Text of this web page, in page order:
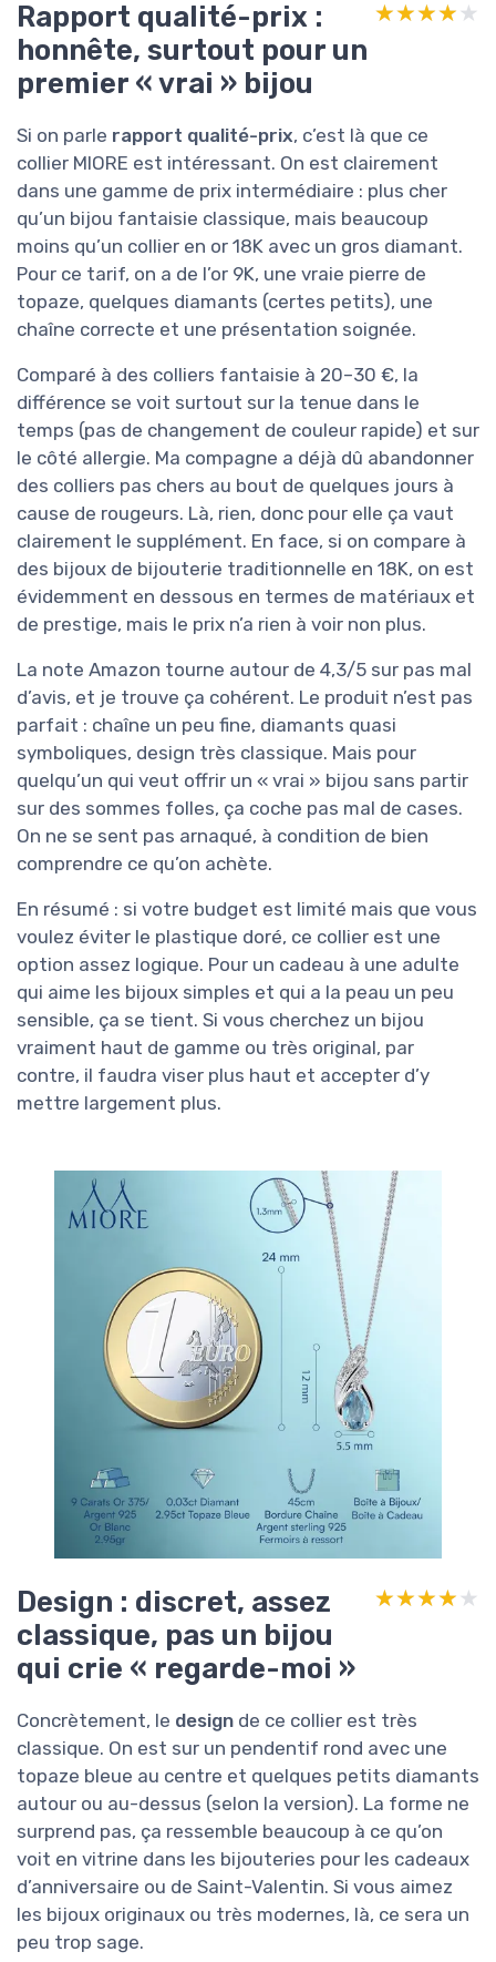
Rapport qualité-prix :
honnête, surtout pour un
premier « vrai » bijou
★★★★★
★★★★★
Si on parle rapport qualité-prix, c’est là que ce
collier MIORE est intéressant. On est clairement
dans une gamme de prix intermédiaire : plus cher
qu’un bijou fantaisie classique, mais beaucoup
moins qu’un collier en or 18K avec un gros diamant.
Pour ce tarif, on a de l’or 9K, une vraie pierre de
topaze, quelques diamants (certes petits), une
chaîne correcte et une présentation soignée.
Comparé à des colliers fantaisie à 20–30 €, la
différence se voit surtout sur la tenue dans le
temps (pas de changement de couleur rapide) et sur
le côté allergie. Ma compagne a déjà dû abandonner
des colliers pas chers au bout de quelques jours à
cause de rougeurs. Là, rien, donc pour elle ça vaut
clairement le supplément. En face, si on compare à
des bijoux de bijouterie traditionnelle en 18K, on est
évidemment en dessous en termes de matériaux et
de prestige, mais le prix n’a rien à voir non plus.
La note Amazon tourne autour de 4,3/5 sur pas mal
d’avis, et je trouve ça cohérent. Le produit n’est pas
parfait : chaîne un peu fine, diamants quasi
symboliques, design très classique. Mais pour
quelqu’un qui veut offrir un « vrai » bijou sans partir
sur des sommes folles, ça coche pas mal de cases.
On ne se sent pas arnaqué, à condition de bien
comprendre ce qu’on achète.
En résumé : si votre budget est limité mais que vous
voulez éviter le plastique doré, ce collier est une
option assez logique. Pour un cadeau à une adulte
qui aime les bijoux simples et qui a la peau un peu
sensible, ça se tient. Si vous cherchez un bijou
vraiment haut de gamme ou très original, par
contre, il faudra viser plus haut et accepter d’y
mettre largement plus.
Design : discret, assez
classique, pas un bijou
qui crie « regarde-moi »
★★★★★
★★★★★
Concrètement, le design de ce collier est très
classique. On est sur un pendentif rond avec une
topaze bleue au centre et quelques petits diamants
autour ou au-dessus (selon la version). La forme ne
surprend pas, ça ressemble beaucoup à ce qu’on
voit en vitrine dans les bijouteries pour les cadeaux
d’anniversaire ou de Saint-Valentin. Si vous aimez
les bijoux originaux ou très modernes, là, ce sera un
peu trop sage.